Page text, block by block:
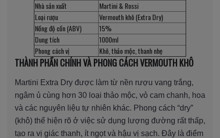
Nhà sản xuất
Martini & Rossi
Loại rượu
Vermouth khô (Extra Dry)
Nồng độ cồn (ABV)
15%
Dung tích
1000ml
Phong cách vị
Khô, thảo mộc, thanh nhẹ
THÀNH PHẦN CHÍNH VÀ PHONG CÁCH VERMOUTH KHÔ
Martini Extra Dry được làm từ nền rượu vang trắng,
ngâm ủ cùng hơn 30 loại thảo mộc, vỏ cam chanh, hoa
và các nguyên liệu tự nhiên khác. Phong cách “dry”
(khô) thể hiện rõ ở việc sử dụng lượng đường rất thấp,
tạo ra vị giác thanh, ít ngọt và hậu vị sạch. Đây là điểm